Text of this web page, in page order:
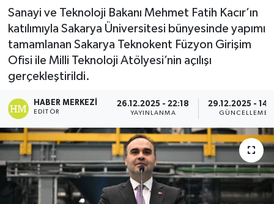
Sanayi ve Teknoloji Bakanı Mehmet Fatih Kacır’ın
katılımıyla Sakarya Üniversitesi bünyesinde yapımı
tamamlanan Sakarya Teknokent Füzyon Girişim
Ofisi ile Milli Teknoloji Atölyesi’nin açılışı
gerçekleştirildi.
HABER MERKEZI
EDITÖR
26.12.2025 - 22:18
YAYINLANMA
29.12.2025 -
GÜNCELLEME